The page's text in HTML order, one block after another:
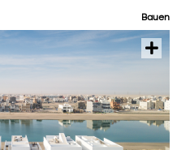
Bauen